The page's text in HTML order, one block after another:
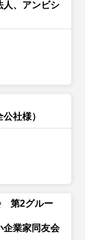
人、アンビシ
社様）
第2グルー
企業家同友会